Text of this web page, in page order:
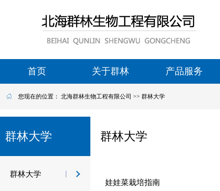
首页 关于群林 产品服务
您现在的位置： 北海群林生物工程有限公司 >> 群林大学
群林大学
群林大学
群林大学
娃娃菜栽培指南